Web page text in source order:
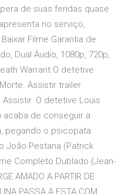
de suas feridas quase
no serviço,
Filme Garantia de
Dual Áudio, 1080p, 720p,
Warrant O detetive
Assistir trailer
O detetive Louis
acaba de conseguir a
pegando o psicopata
João Pestana (Patrick
Completo Dublado (Jean-
AMADO A PARTIR DE